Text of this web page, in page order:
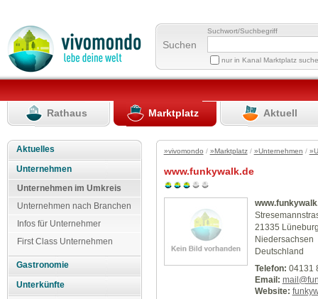
Suchen
Suchwort/Suchbegriff
nur in Kanal Marktplatz
Rathaus Marktplatz Aktuell
Aktuelles
Unternehmen
Unternehmen im Umkreis
Unternehmen nach Branchen
Infos für Unternehmer
First Class Unternehmen
Gastronomie
Unterkünfte
»vivomondo / »Marktplatz/ »Unternehmen /
www.funkywalk.de
21335
Niedersachsen
Deutschland
Telefon: 04131
Email:
Website: